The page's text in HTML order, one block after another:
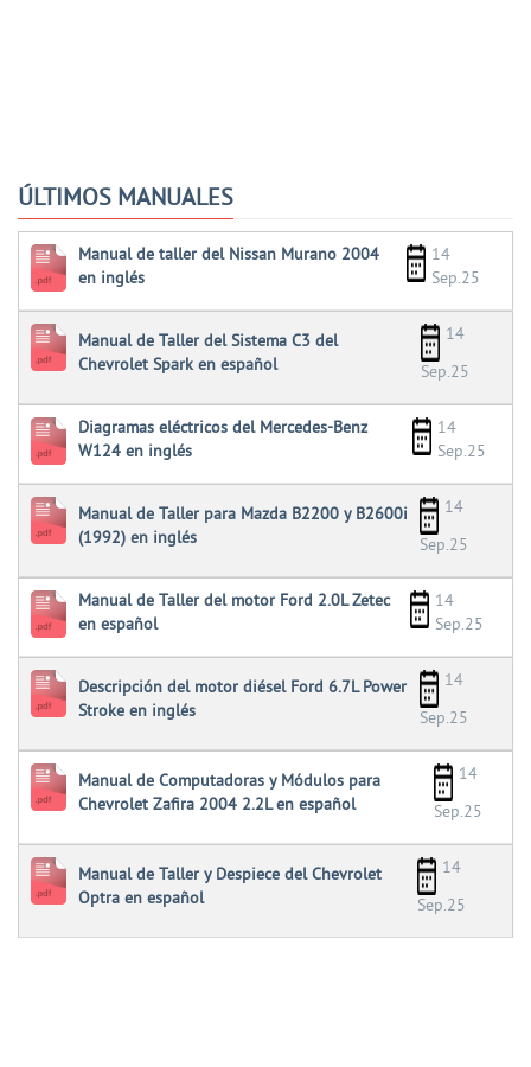
ÚLTIMOS MANUALES
Manual de taller del Nissan Murano 2004
en inglés
14
Sep.25
Manual de Taller del Sistema C3 del
Chevrolet Spark en español
14
Sep.25
Diagramas eléctricos del Mercedes-Benz
W124 en inglés
14
Sep.25
Manual de Taller para Mazda B2200 y B2600i
(1992) en inglés
14
Sep.25
Manual de Taller del motor Ford 2.0L Zetec
en español
14
Sep.25
Descripción del motor diésel Ford 6.7L Power
Stroke en inglés
14
Sep.25
Manual de Computadoras y Módulos para
Chevrolet Zafira 2004 2.2L en español
14
Sep.25
Manual de Taller y Despiece del Chevrolet
Optra en español
14
Sep.25